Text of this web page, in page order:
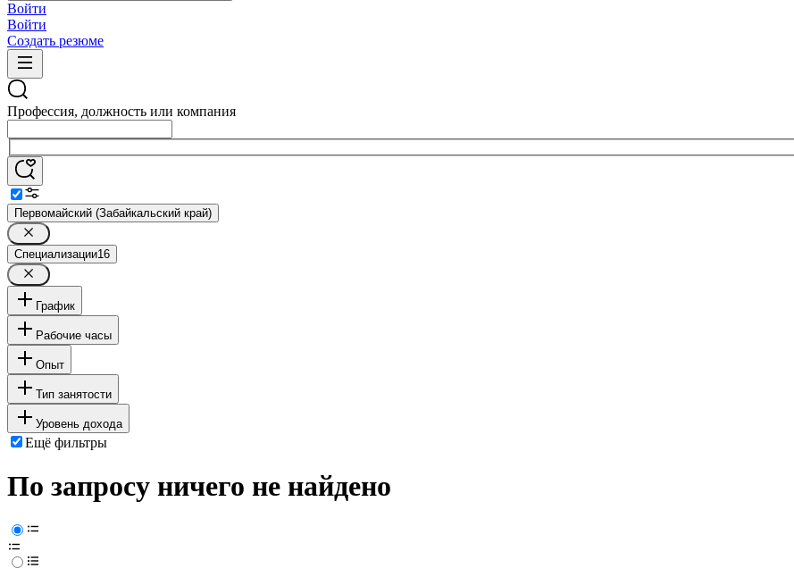
Войти
Войти
Создать резюме
Профессия, должность или компания
Первомайский (Забайкальский край)
Специализации16
График
Рабочие часы
Опыт
Тип занятости
Уровень дохода
Ещё фильтры
По запросу ничего не найдено